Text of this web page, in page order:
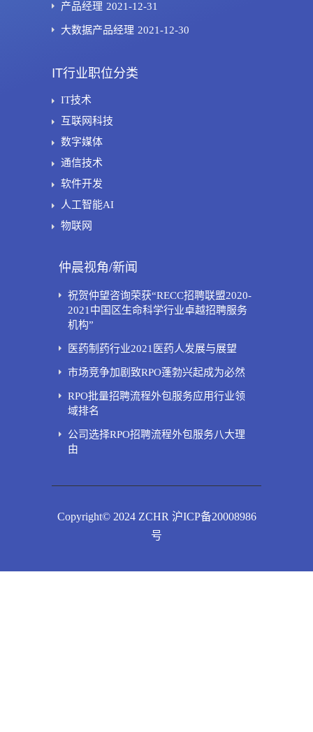
产品经理 2021-12-31
大数据产品经理 2021-12-30
IT行业职位分类
IT技术
互联网科技
数字媒体
通信技术
软件开发
人工智能AI
物联网
仲晨视角/新闻
祝贺仲望咨询荣获“RECC招聘联盟2020-
2021中国区生命科学行业卓越招聘服务
机构”
医药制药行业2021医药人发展与展望
市场竞争加剧致RPO蓬勃兴起成为必然
RPO批量招聘流程外包服务应用行业领
域排名
公司选择RPO招聘流程外包服务八大理
由
Copyright© 2024 ZCHR 沪ICP备20008986
号